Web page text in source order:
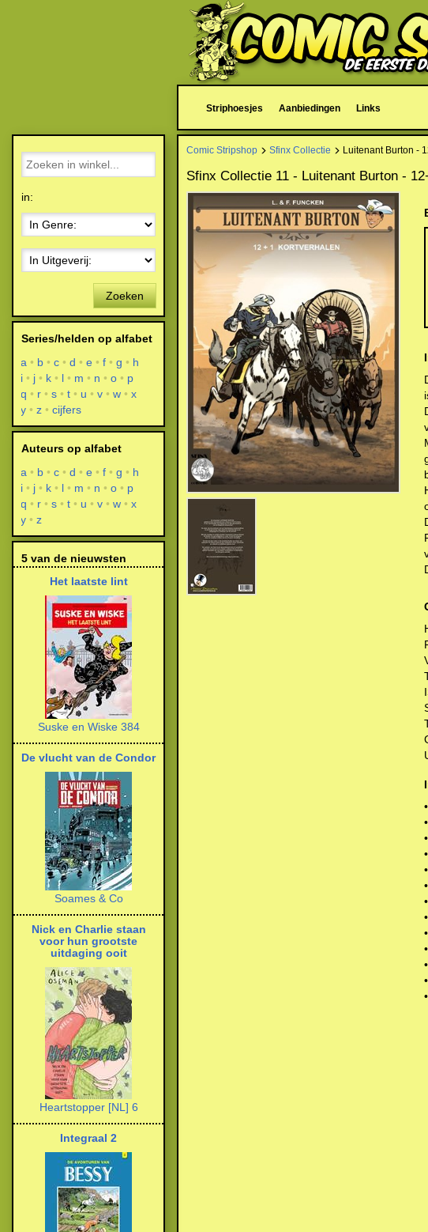
Striphoesjes Aanbiedingen Links
Comic Stripshop Sfinx Collectie Luitenant Burton -
Sfinx Collectie 11 - Luitenant Burton -
•
•
•
•
•
•
•
•
•
•
•
•
•
in:
Zoeken
Series/helden op alfabet
a
b c d e f g
h
i
j k l m n o
p
q
r s t u v w
x
y
z cijfers
Auteurs op alfabet
a
b c d e f g
h
i
j k l m n o
p
q
r s t u v w
x
y
z
5 van de nieuwsten
Het laatste lint
Suske en Wiske 384
De vlucht van de Condor
Soames & Co
Nick en Charlie staan
voor hun grootste
uitdaging ooit
Heartstopper [NL] 6
Integraal 2